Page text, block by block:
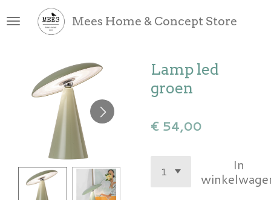
direct
hoofdinhoud
Mees Home & Concept Store
Lamp led
groen
€ 54,00
In